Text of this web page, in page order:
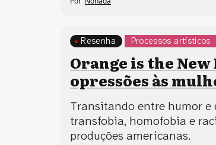
Processos artísticos
Resenha
Orange is the
opressões às
Transitando entre humor e
transfobia, homofobia e
produções americanas.